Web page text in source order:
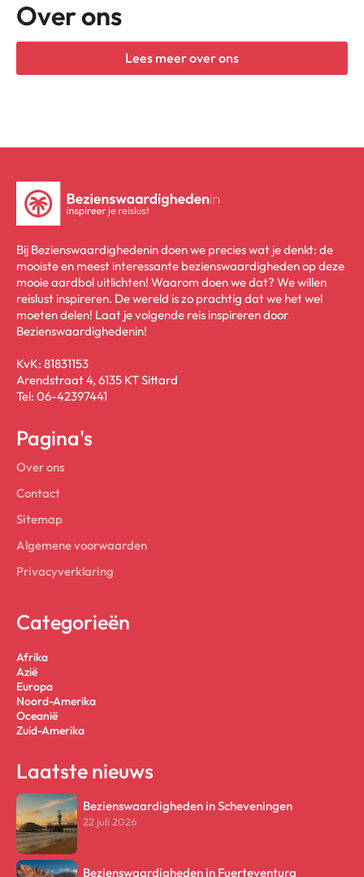
Over ons
Lees meer over ons
Bij Bezienswaardighedenin doen we precies wat je denkt: de
mooiste en meest interessante bezienswaardigheden op deze
mooie aardbol uitlichten! Waarom doen we dat? We willen
reislust inspireren. De wereld is zo prachtig dat we het wel
moeten delen! Laat je volgende reis inspireren door
Bezienswaardighedenin!
KvK: 81831153
Arendstraat 4, 6135 KT Sittard
Tel: 06-42397441
Pagina's
Over ons
Contact
Sitemap
Algemene voorwaarden
Privacyverklaring
Categorieën
Afrika
Azië
Europa
Noord-Amerika
Oceanië
Zuid-Amerika
Laatste nieuws
Bezienswaardigheden in Scheveningen
22 juli 2026
Bezienswaardigheden in Fuerteventura